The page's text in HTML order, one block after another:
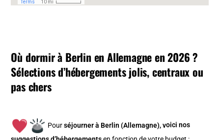
Où dormir à Berlin en Allemagne en 2026 ?
Sélections d’hébergements jolis, centraux ou
pas chers
Pourséjourner à Berlin (Allemagne), voici nos